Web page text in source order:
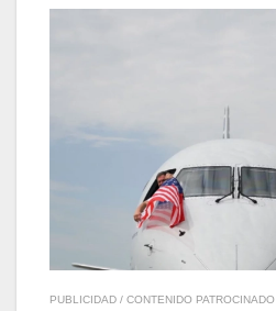
PUBLICIDAD / CONTENIDO PATROCINADO